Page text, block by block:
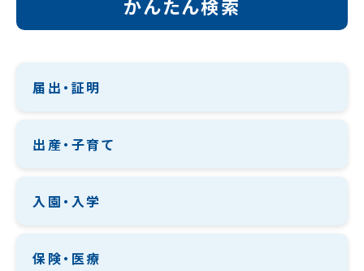
かんたん検索
届出・証明
出産・子育て
入園・入学
保険・医療